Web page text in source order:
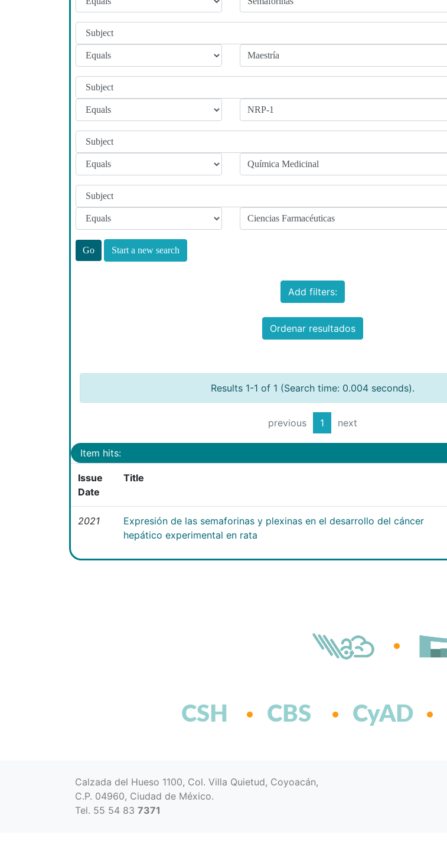
Start a new search
Add filters:
Ordenar resultados
Results 1-1 of 1 (Search time: 0.004 seconds).
previous 1 next
Item hits:
Issue
Date
Title
2021
Expresión de las semaforinas y plexinas en el desarrollo del cáncer
hepático experimental en rata
CSH CBS CyAD
Calzada del Hueso 1100, Col. Villa Quietud, Coyoacán,
C.P. 04960, Ciudad de México.
Tel. 55 54 83 7371